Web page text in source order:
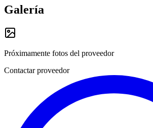
Galería
Próximamente fotos del proveedor
Contactar proveedor